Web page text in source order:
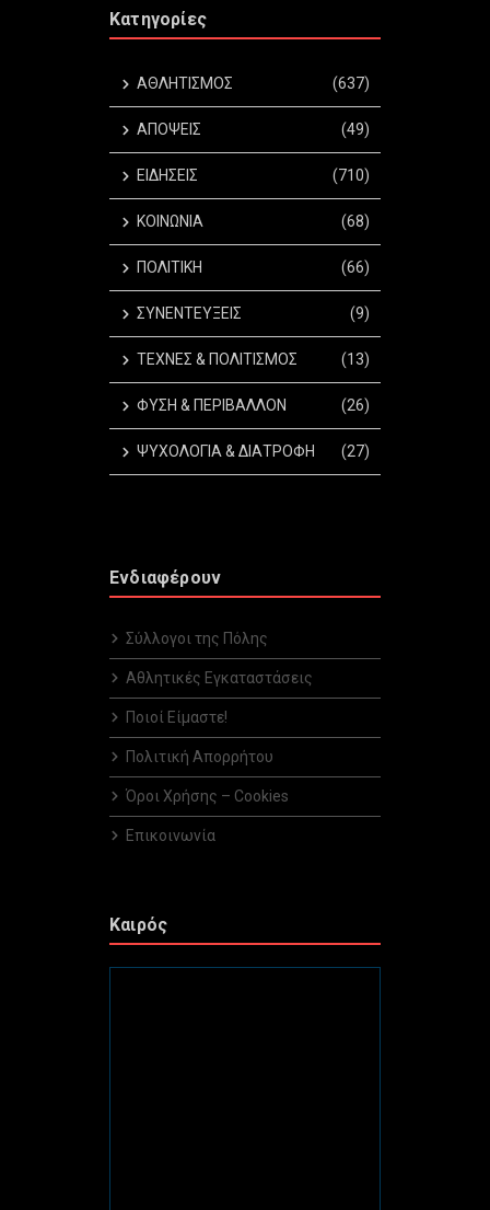
Κατηγορίες
ΑΘΛΗΤΙΣΜΟΣ (637)
ΑΠΟΨΕΙΣ (49)
ΕΙΔΗΣΕΙΣ (710)
ΚΟΙΝΩΝΙΑ (68)
ΠΟΛΙΤΙΚΗ (66)
ΣΥΝΕΝΤΕΥΞΕΙΣ (9)
ΤΕΧΝΕΣ & ΠΟΛΙΤΙΣΜΟΣ (13)
ΦΥΣΗ & ΠΕΡΙΒΑΛΛΟΝ (26)
ΨΥΧΟΛΟΓΙΑ & ΔΙΑΤΡΟΦΗ (27)
Ενδιαφέρουν
Σύλλογοι της Πόλης
Αθλητικές Εγκαταστάσεις
Ποιοί Είμαστε!
Πολιτική Απορρήτου
Όροι Χρήσης – Cookies
Επικοινωνία
Καιρός